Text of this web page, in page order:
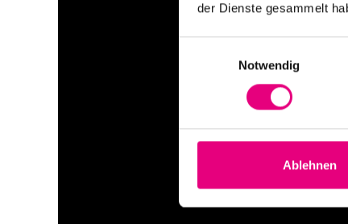
der Dienste gesammelt
Notwendig
Ablehnen